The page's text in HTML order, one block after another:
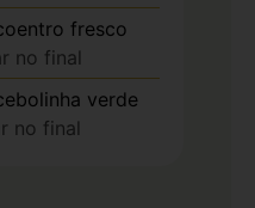
fresco
no final
verde
no final